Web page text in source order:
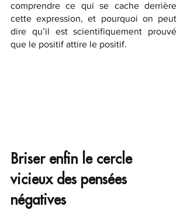
comprendre ce qui se cache derrière
cette expression, et pourquoi on peut
dire qu’il est scientifiquement prouvé
que le positif attire le positif.
Briser enfin le cercle
vicieux des pensées
négatives